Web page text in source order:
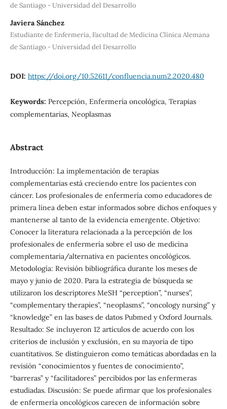
de Santiago - Universidad del Desarrollo
Javiera Sánchez
Estudiante de Enfermería, Facultad de Medicina Clínica Alemana
de Santiago - Universidad del Desarrollo
DOI: https://doi.org/10.52611/confluencia.num2.2020.480
Keywords: Percepción, Enfermería oncológica, Terapias
complementarias, Neoplasmas
Abstract
Introducción: La implementación de terapias
complementarias está creciendo entre los pacientes con
cáncer. Los profesionales de enfermería como educadores de
primera línea deben estar informados sobre dichos enfoques y
mantenerse al tanto de la evidencia emergente. Objetivo:
Conocer la literatura relacionada a la percepción de los
profesionales de enfermería sobre el uso de medicina
complementaria/alternativa en pacientes oncológicos.
Metodología: Revisión bibliográfica durante los meses de
mayo y junio de 2020. Para la estrategia de búsqueda se
utilizaron los descriptores MeSH “perception”, “nurses”,
“complementary therapies”, “neoplasms”, “oncology nursing” y
“knowledge” en las bases de datos Pubmed y Oxford Journals.
Resultado: Se incluyeron 12 artículos de acuerdo con los
criterios de inclusión y exclusión, en su mayoría de tipo
cuantitativos. Se distinguieron como temáticas abordadas en la
revisión “conocimientos y fuentes de conocimiento”,
“barreras” y “facilitadores” percibidos por las enfermeras
estudiadas. Discusión: Se puede afirmar que los profesionales
de enfermería oncológicos carecen de información sobre